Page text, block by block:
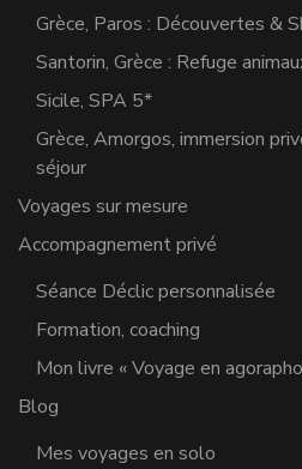
Grèce, Paros : Découvertes &
Santorin, Grèce : Refuge
Sicile, SPA 5*
Grèce, Amorgos, immersion
séjour
Voyages sur mesure
Accompagnement privé
Séance Déclic personnalisée
Formation, coaching
Mon livre « Voyage en
Blog
Mes voyages en solo